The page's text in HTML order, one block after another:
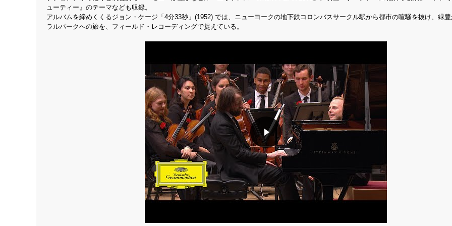
ューティー』のテーマなども収録。
アルバムを締めくくるジョン・ケージ「4分33秒」(1952) では、ニューヨークの地下鉄コロンバスサークル駅から都市の喧騒を抜け、緑豊
ラルパークへの旅を、フィールド・レコーディングで捉えている。